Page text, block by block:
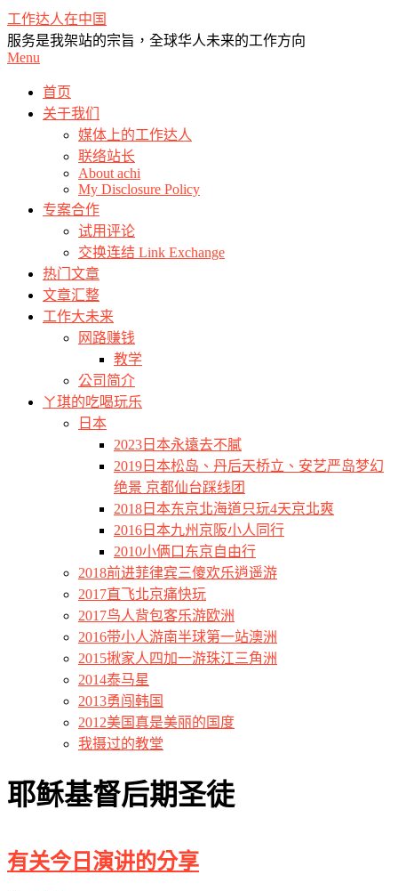
Skip
to
content
工作达人在中国
服务是我架站的宗旨，全球华人未来的工作方向
Primary
Menu
Menu
首页
关于我们
媒体上的工作达人
联络站长
About achi
My Disclosure Policy
专案合作
试用评论
交换连结 Link Exchange
热门文章
文章汇整
工作大未来
网路赚钱
教学
公司简介
ㄚ琪的吃喝玩乐
日本
2023日本永遠去不膩
2019日本松岛、丹后天桥立、安艺严岛梦幻
绝景 京都仙台踩线团
2018日本东京北海道只玩4天京北爽
2016日本九州京阪小人同行
2010小俩口东京自由行
2018前进菲律宾三傻欢乐逍遥游
2017直飞北京痛快玩
2017鸟人背包客乐游欧洲
2016带小人游南半球第一站澳洲
2015揪家人四加一游珠江三角洲
2014泰马星
2013勇闯韩国
2012美国真是美丽的国度
我摄过的教堂
耶稣基督后期圣徒
有关今日演讲的分享